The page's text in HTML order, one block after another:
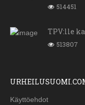
514451
TPV:lle
513807
Käyttöehdot